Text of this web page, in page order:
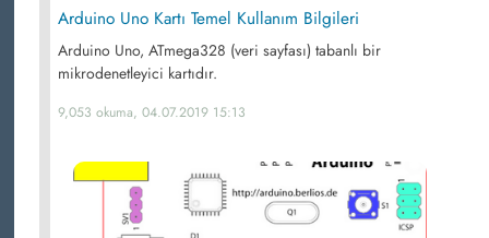
Arduino Uno Kartı Temel Kullanım Bilgileri
Arduino Uno, ATmega328 (veri sayfası) tabanlı bir
mikrodenetleyici kartıdır.
9,053 okuma, 04.07.2019 15:13